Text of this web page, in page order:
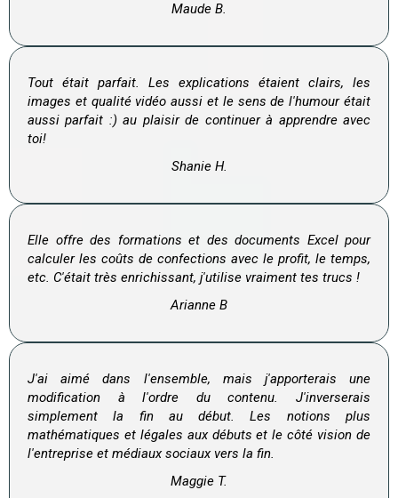
Maude B.
Tout était parfait. Les explications étaient clairs, les
images et qualité vidéo aussi et le sens de l'humour était
aussi parfait :) au plaisir de continuer à apprendre avec
toi!
Shanie H.
Elle offre des formations et des documents Excel pour
calculer les coûts de confections avec le profit, le temps,
etc. C'était très enrichissant, j'utilise vraiment tes trucs !
Arianne B
J'ai aimé dans l'ensemble, mais j'apporterais une
modification à l'ordre du contenu. J'inverserais
simplement la fin au début. Les notions plus
mathématiques et légales aux débuts et le côté vision de
l'entreprise et médiaux sociaux vers la fin.
Maggie T.